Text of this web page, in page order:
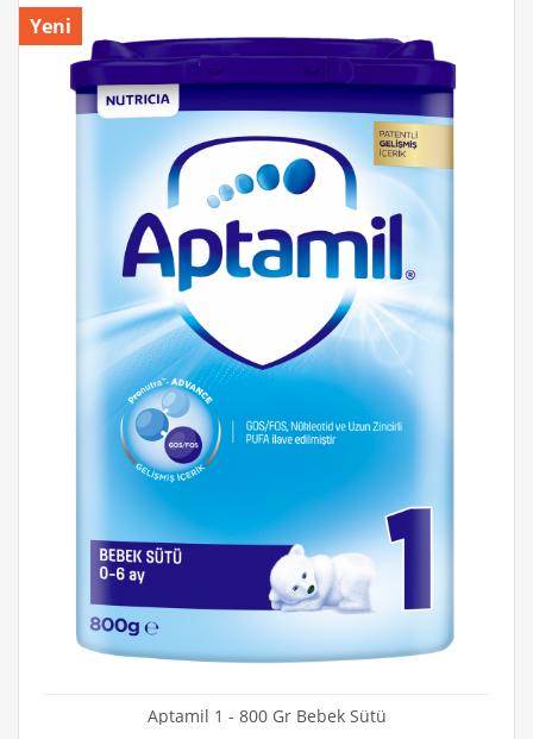
Yeni
Aptamil 1 - 800 Gr Bebek Sütü